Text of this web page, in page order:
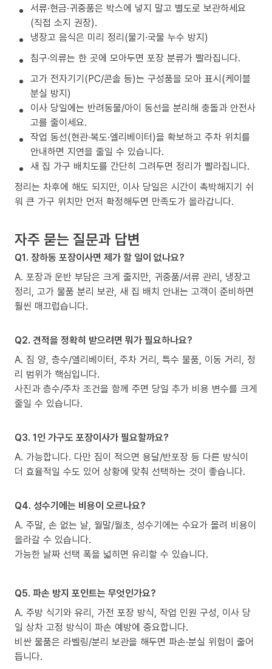
서류·현금·귀중품은 박스에 넣지 말고 별도로 보관하세요
(직접 소지 권장).
냉장고 음식은 미리 정리(물기·국물 누수 방지)
침구·의류는 한 곳에 모아두면 포장 분류가 빨라집니다.
고가 전자기기(PC/콘솔 등)는 구성품을 모아 표시(케이블
분실 방지)
이사 당일에는 반려동물/아이 동선을 분리해 충돌과 안전사
고를 줄이세요.
작업 동선(현관·복도·엘리베이터)을 확보하고 주차 위치를
안내하면 지연을 줄일 수 있습니다.
새 집 가구 배치도를 간단히 그려두면 정리가 빨라집니다.
정리는 차후에 해도 되지만, 이사 당일은 시간이 촉박해지기 쉬
워 큰 가구 위치만 먼저 확정해두면 만족도가 올라갑니다.
자주 묻는 질문과 답변
Q1. 장하동 포장이사면 제가 할 일이 없나요?
A. 포장과 운반 부담은 크게 줄지만, 귀중품/서류 관리, 냉장고
정리, 고가 물품 분리 보관, 새 집 배치 안내는 고객이 준비하면
훨씬 매끄럽습니다.
Q2. 견적을 정확히 받으려면 뭐가 필요하나요?
A. 짐 양, 층수/엘리베이터, 주차 거리, 특수 물품, 이동 거리, 정
리 범위가 핵심입니다.
사진과 층수/주차 조건을 함께 주면 당일 추가 비용 변수를 크게
줄일 수 있습니다.
Q3. 1인 가구도 포장이사가 필요할까요?
A. 가능합니다. 다만 짐이 적으면 용달/반포장 등 다른 방식이
더 효율적일 수도 있어 상황에 맞춰 선택하는 것이 좋습니다.
Q4. 성수기에는 비용이 오르나요?
A. 주말, 손 없는 날, 월말/월초, 성수기에는 수요가 몰려 비용이
올라갈 수 있습니다.
가능한 날짜 선택 폭을 넓히면 유리할 수 있습니다.
Q5. 파손 방지 포인트는 무엇인가요?
A. 주방 식기와 유리, 가전 포장 방식, 작업 인원 구성, 이사 당
일 상차 고정 방식이 파손 예방에 중요합니다.
비싼 물품은 라벨링/분리 보관을 해두면 파손·분실 위험이 줄어
듭니다.